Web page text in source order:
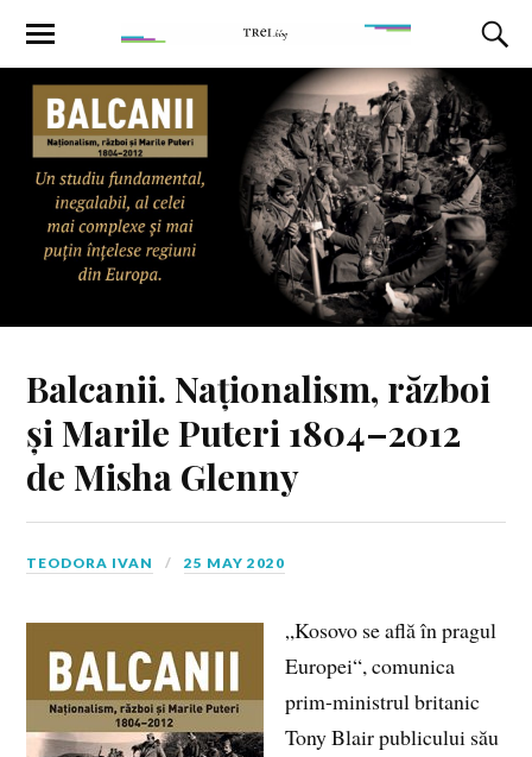
Balcanii. Naționalism, război
și Marile Puteri 1804–2012
de Misha Glenny
TEODORA IVAN 25 MAY 2020
„Kosovo se află în pragul
Europei“, comunica
prim-ministrul britanic
Tony Blair publicului său